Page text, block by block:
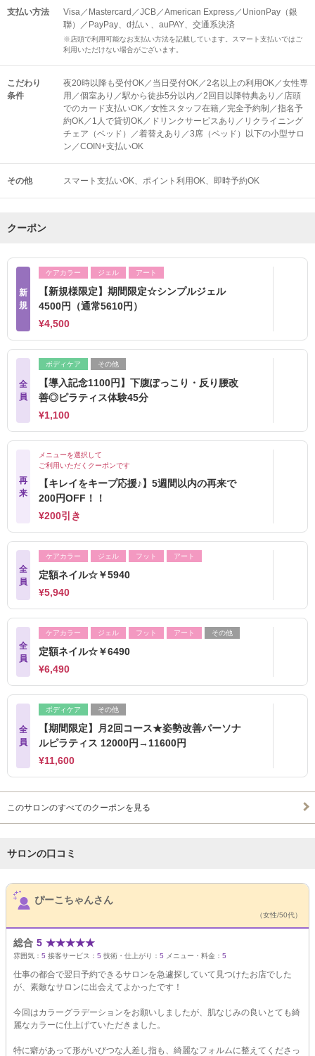
支払い方法
Visa／Mastercard／JCB／American Express／UnionPay（銀
聯）／PayPay、d払い 、auPAY、交通系決済
※店頭で利用可能なお支払い方法を記載しています。スマート支払いではご
利用いただけない場合がございます。
こだわり
条件
夜20時以降も受付OK／当日受付OK／2名以上の利用OK／女性専
用／個室あり／駅から徒歩5分以内／2回目以降特典あり／店頭
でのカード支払いOK／女性スタッフ在籍／完全予約制／指名予
約OK／1人で貸切OK／ドリンクサービスあり／リクライニング
チェア（ベッド）／着替えあり／3席（ベッド）以下の小型サロ
ン／COIN+支払いOK
その他 スマート支払いOK ポイント利用OK 即時予約OK
クーポン
新
規
ケアカラー ジェル アート
【新規様限定】期間限定☆シンプルジェル
4500円（通常5610円）
¥4,500
全
員
ボディケア その他
【導入記念1100円】下腹ぽっこり・反り腰改
善◎ピラティス体験45分
¥1,100
再
来
メニューを選択して
ご利用いただくクーポンです
【キレイをキープ応援♪】5週間以内の再来で
200円OFF！！
¥200引き
全
員
ケアカラー ジェル フット アート
定額ネイル☆￥5940
¥5,940
全
員
ケアカラー ジェル フット アート その他
定額ネイル☆￥6490
¥6,490
全
員
ボディケア その他
【期間限定】月2回コース★姿勢改善パーソナ
ルピラティス 12000円→11600円
¥11,600
このサロンのすべてのクーポンを見る
サロンの口コミ
サロンPick Up
ぴーこちゃんさん
（女性/50代）
総合 5 ★★★★★
雰囲気： 5 接客サービス： 5 技術・仕上がり： 5 メニュー・料金： 5
仕事の都合で翌日予約できるサロンを急遽探していて見つけたお店でした
が、素敵なサロンに出会えてよかったです！
今回はカラーグラデーションをお願いしましたが、肌なじみの良いとても綺
麗なカラーに仕上げていただきました。
特に癖があって形がいびつな人差し指も、綺麗なフォルムに整えてくださっ